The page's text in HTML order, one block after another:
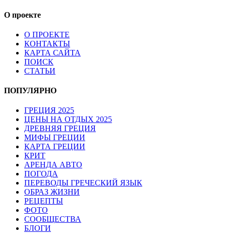
О проекте
О ПРОЕКТЕ
КОНТАКТЫ
КАРТА САЙТА
ПОИСК
СТАТЬИ
ПОПУЛЯРНО
ГРЕЦИЯ 2025
ЦЕНЫ НА ОТДЫХ 2025
ДРЕВНЯЯ ГРЕЦИЯ
МИФЫ ГРЕЦИИ
КАРТА ГРЕЦИИ
КРИТ
АРЕНДА АВТО
ПОГОДА
ПЕРЕВОДЫ ГРЕЧЕСКИЙ ЯЗЫК
ОБРАЗ ЖИЗНИ
РЕЦЕПТЫ
ФОТО
СООБЩЕСТВА
БЛОГИ